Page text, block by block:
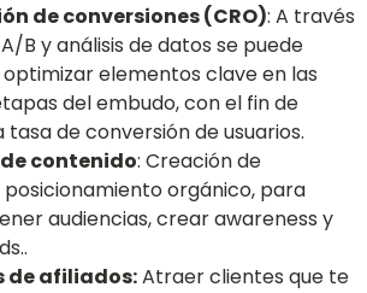
de conversiones (CRO): A través
B y análisis de datos se puede
elementos clave en las
del embudo, con el fin de
de conversión de usuarios.
contenido: Creación de
orgánico, para
audiencias, crear awareness y
de afiliados:Atraer clientes que te